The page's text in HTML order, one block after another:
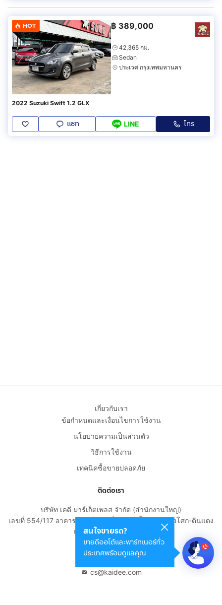
HOT ฿ 389,000
42,365 กม.
Sedan
ประเวศ กรุงเทพมหานคร
2022 Suzuki Swift 1.2 GLX
แชท LINE โทร
สนใจขายรถ?
ขายดีออโต้และพาร์ทเนอร์ทั่ว
ประเทศพร้อมดูแลคุณ
เกี่ยวกับเรา
ข้อกำหนดและเงื่อนไขการใช้งาน
นโยบายความเป็นส่วนตัว
วิธีการใช้งาน
เทคนิคซื้อขายปลอดภัย
ติดต่อเรา
บริษัท เคดี มาร์เก็ตเพลส จำกัด (สำนักงานใหญ่)
เลขที่ 554/117 อาคารสกายไนน์ เซ็นเตอร์ ชั้น 22 ถนนอโศก-ดินแดง
แขวงดินแดง เขตดินแดง
กรุงเทพมหานคร 10400
cs@kaidee.com